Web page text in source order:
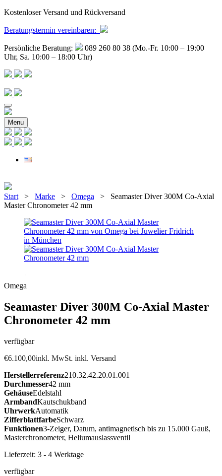
Kostenloser Versand und Rückversand
Beratungstermin vereinbaren:
Persönliche Beratung:
089 260 80 38 (Mo.-Fr. 10:00 – 19:00
Uhr, Sa. 10:00 – 18:00 Uhr)
Menu
Start > Marke > Omega > Seamaster Diver 300M Co-Axial
Master Chronometer 42 mm
Omega
Seamaster Diver 300M Co-Axial Master
Chronometer 42 mm
verfügbar
€6.100,00inkl. MwSt. inkl. Versand
Herstellerreferenz210.32.42.20.01.001
Durchmesser42 mm
GehäuseEdelstahl
ArmbandKautschukband
UhrwerkAutomatik
ZifferblattfarbeSchwarz
Funktionen3-Zeiger, Datum, antimagnetisch bis zu 15.000 Gauß,
Masterchronometer, Heliumauslassventil
Lieferzeit: 3 - 4 Werktage
verfügbar